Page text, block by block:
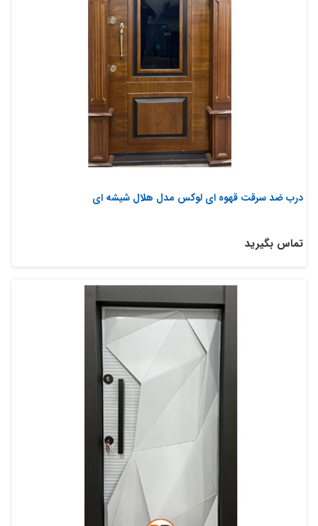
درب ضد سرقت قهوه ای لوکس مدل هلال شیشه ای
تماس بگیرید